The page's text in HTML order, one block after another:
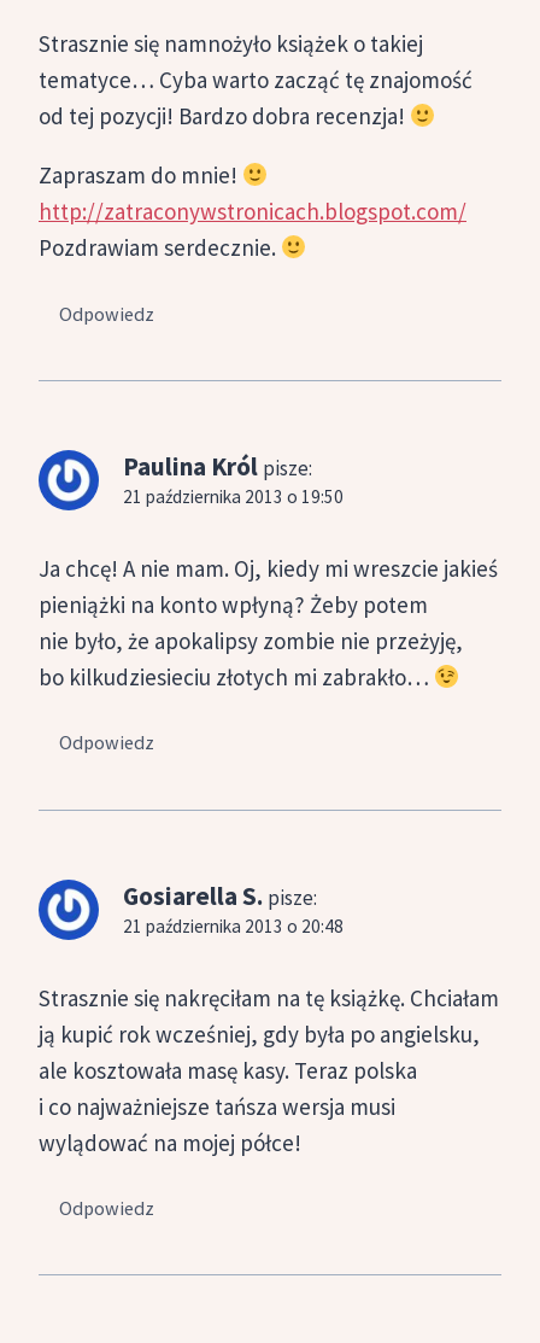
Strasznie się namnożyło książek o takiej
tematyce… Cyba warto zacząć tę znajomość
od tej pozycji! Bardzo dobra recenzja!
Zapraszam do mnie!
http://zatraconywstronicach.blogspot.com/
Pozdrawiam serdecznie.
Odpowiedz
Paulina Król pisze:
21 października 2013 o 19:50
Ja chcę! A nie mam. Oj, kiedy mi wreszcie jakieś
pieniążki na konto wpłyną? Żeby potem
nie było, że apokalipsy zombie nie przeżyję,
bo kilkudziesieciu złotych mi zabrakło…
Odpowiedz
Gosiarella S. pisze:
21 października 2013 o 20:48
Strasznie się nakręciłam na tę książkę. Chciałam
ją kupić rok wcześniej, gdy była po angielsku,
ale kosztowała masę kasy. Teraz polska
i co najważniejsze tańsza wersja musi
wylądować na mojej półce!
Odpowiedz